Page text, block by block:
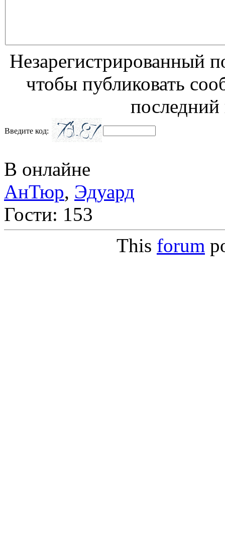
Незарегистрированный
чтобы публиковать
Введите код:
В онлайне
АнТюр, Эдуард
Гости: 153
This forum